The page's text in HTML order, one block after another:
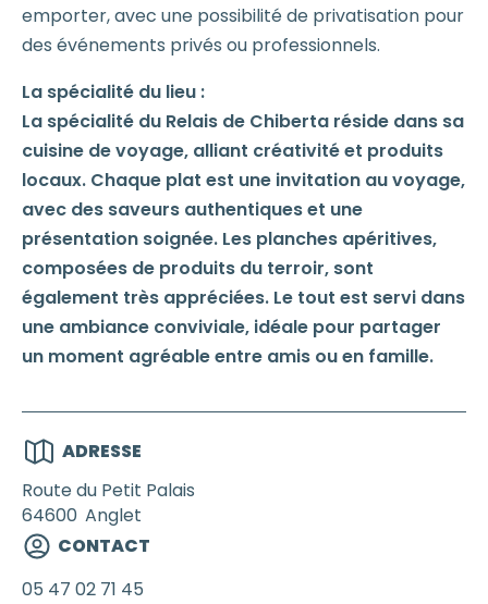
emporter, avec une possibilité de privatisation pour
des événements privés ou professionnels.
La spécialité du lieu :
La spécialité du Relais de Chiberta réside dans sa
cuisine de voyage, alliant créativité et produits
locaux. Chaque plat est une invitation au voyage,
avec des saveurs authentiques et une
présentation soignée. Les planches apéritives,
composées de produits du terroir, sont
également très appréciées. Le tout est servi dans
une ambiance conviviale, idéale pour partager
un moment agréable entre amis ou en famille.
ADRESSE
Route du Petit Palais
64600 Anglet
CONTACT
05 47 02 71 45